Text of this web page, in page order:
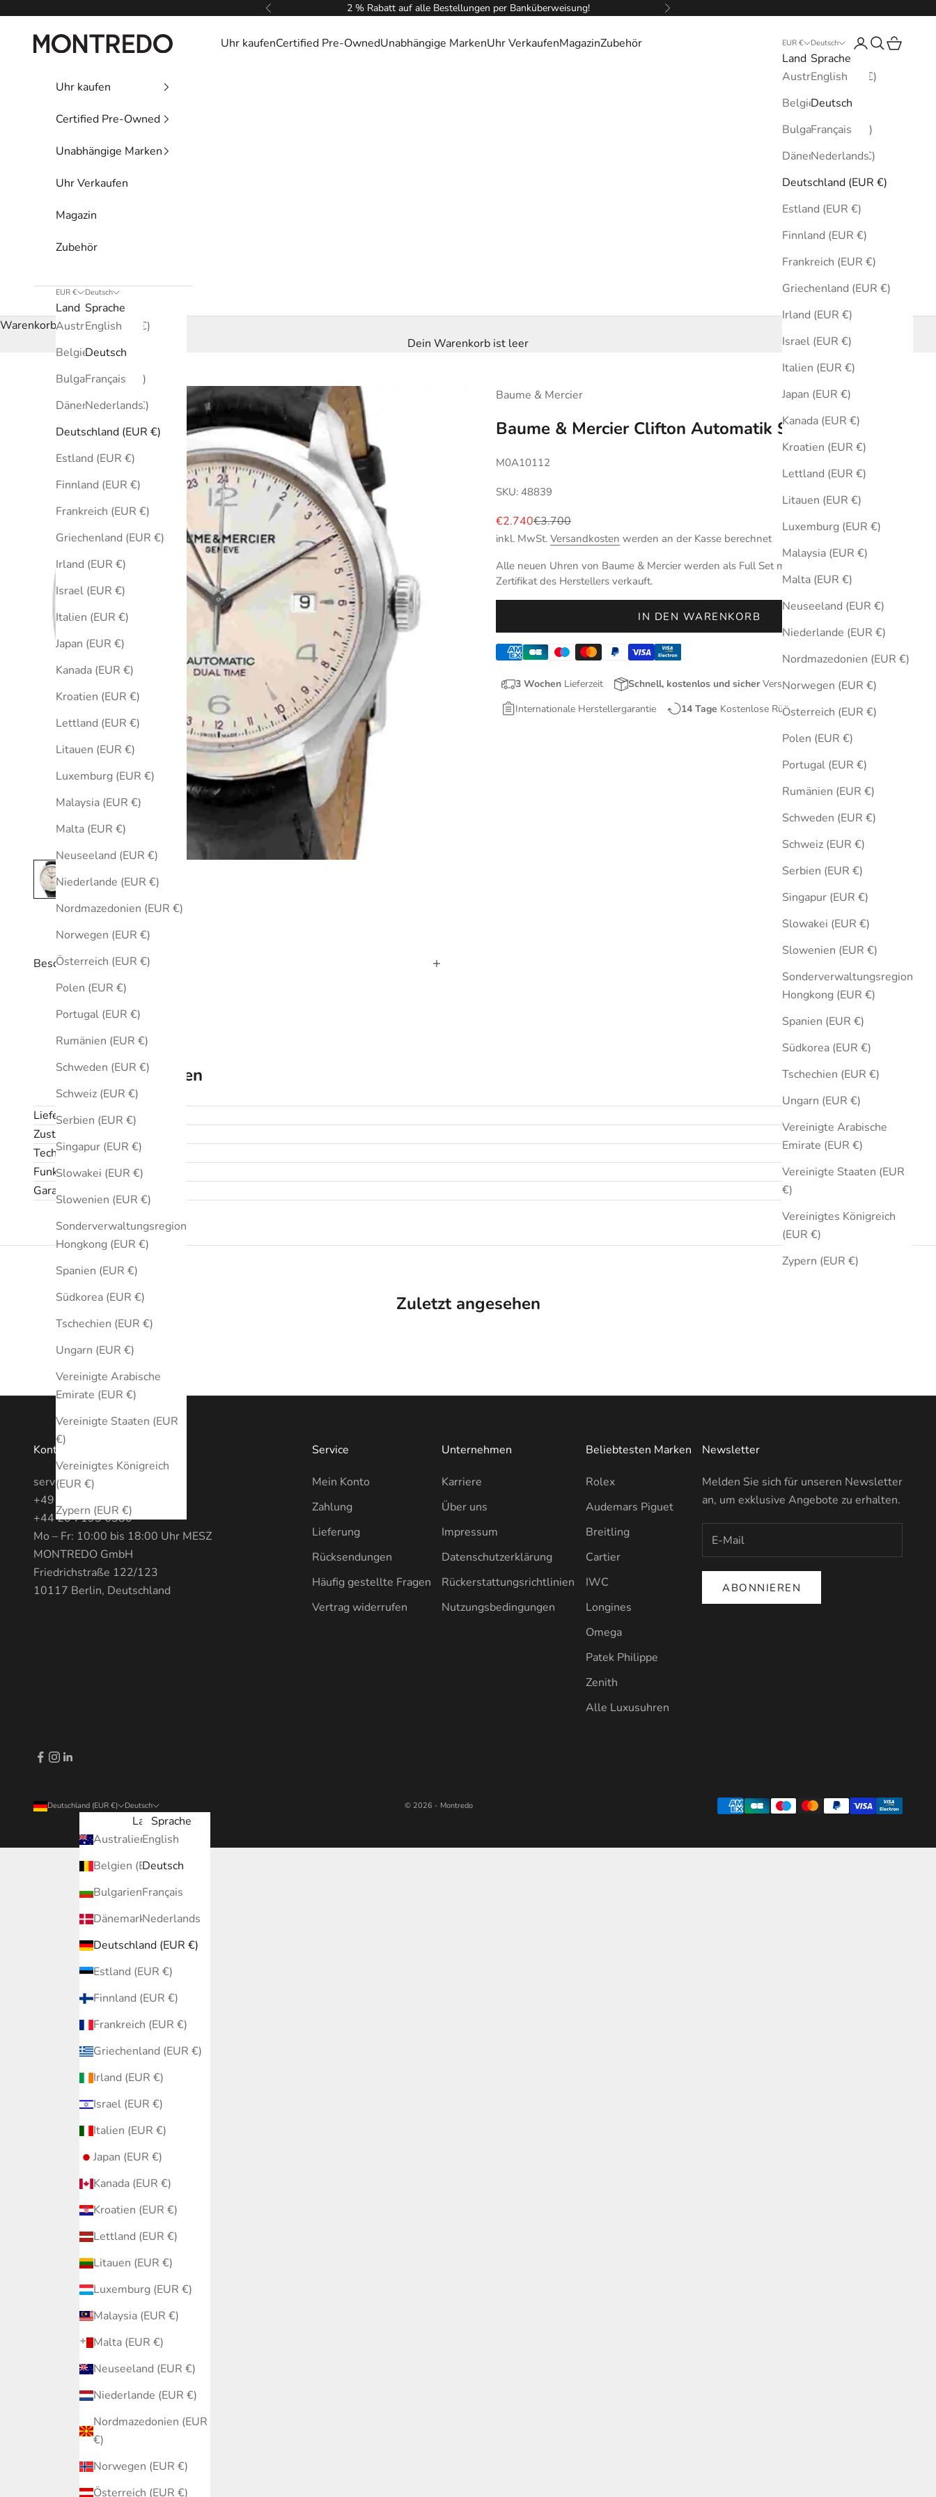
Zurück 2 % Rabatt auf alle Bestellungen per Banküberweisung! Vor
Montredo Uhr kaufenCertified Pre-OwnedUnabhängige MarkenUhr VerkaufenMagazinZubehör EUR €
Land
Australien (EUR €)
Belgien (EUR €)
Bulgarien (EUR €)
Dänemark (EUR €)
Deutschland (EUR €)
Estland (EUR €)
Finnland (EUR €)
Frankreich (EUR €)
Griechenland (EUR €)
Irland (EUR €)
Israel (EUR €)
Italien (EUR €)
Japan (EUR €)
Kanada (EUR €)
Kroatien (EUR €)
Lettland (EUR €)
Litauen (EUR €)
Luxemburg (EUR €)
Malaysia (EUR €)
Malta (EUR €)
Neuseeland (EUR €)
Niederlande (EUR €)
Nordmazedonien (EUR €)
Norwegen (EUR €)
Österreich (EUR €)
Polen (EUR €)
Portugal (EUR €)
Rumänien (EUR €)
Schweden (EUR €)
Schweiz (EUR €)
Serbien (EUR €)
Singapur (EUR €)
Slowakei (EUR €)
Slowenien (EUR €)
Sonderverwaltungsregion
Hongkong (EUR €)
Spanien (EUR €)
Südkorea (EUR €)
Tschechien (EUR €)
Ungarn (EUR €)
Vereinigte Arabische
Emirate (EUR €)
Vereinigte Staaten (EUR
€)
Vereinigtes Königreich
(EUR €)
Zypern (EUR €)
Deutsch
Sprache
English
Deutsch
Français
Nederlands
Anmelden
Suchen
Uhr kaufen
Certified Pre-Owned
Unabhängige Marken
Uhr Verkaufen
Magazin
Zubehör
EUR €
Land
Australien (EUR €)
Belgien (EUR €)
Bulgarien (EUR €)
Dänemark (EUR €)
Deutschland (EUR €)
Estland (EUR €)
Finnland (EUR €)
Frankreich (EUR €)
Griechenland (EUR €)
Irland (EUR €)
Israel (EUR €)
Italien (EUR €)
Japan (EUR €)
Kanada (EUR €)
Kroatien (EUR €)
Lettland (EUR €)
Litauen (EUR €)
Luxemburg (EUR €)
Malaysia (EUR €)
Malta (EUR €)
Neuseeland (EUR €)
Niederlande (EUR €)
Nordmazedonien (EUR €)
Norwegen (EUR €)
Österreich (EUR €)
Polen (EUR €)
Portugal (EUR €)
Rumänien (EUR €)
Schweden (EUR €)
Schweiz (EUR €)
Serbien (EUR €)
Singapur (EUR €)
Slowakei (EUR €)
Slowenien (EUR €)
Sonderverwaltungsregion
Hongkong (EUR €)
Spanien (EUR €)
Südkorea (EUR €)
Tschechien (EUR €)
Ungarn (EUR €)
Vereinigte Arabische
Emirate (EUR €)
Vereinigte Staaten (EUR
€)
Vereinigtes Königreich
(EUR €)
Zypern (EUR €)
Deutsch
Sprache
English
Deutsch
Français
Nederlands
Warenkorb
Dein Warenkorb ist leer
Baume & Mercier
Baume & Mercier Clifton Automatik Silber 43 mm
M0A10112
SKU: 48839
Angebot
€2.740Regulärer Preis
€3.700
inkl. MwSt. Versandkosten werden an der Kasse berechnet
Alle neuen Uhren von Baume & Mercier werden als Full Set mit Originalbox und
Zertifikat des Herstellers verkauft.
IN DEN WARENKORB
3 Wochen Lieferzeit Schnell, kostenlos und sicherVersand
Internationale Herstellergarantie
14 Tage Kostenlose Rücksendungen
Beschreibung
Technische Daten
Lieferumfang
Zustand
Technische Daten
Funktionen
Garantie und Rückgabe
Zuletzt angesehen
Kontakt
service@MONTREDO.com
+49 (0) 3028886470
+44 20 7193 6380
Mo – Fr: 10:00 bis 18:00 Uhr MESZ
MONTREDO GmbH
Friedrichstraße 122/123
10117 Berlin, Deutschland
Service
Mein Konto
Zahlung
Lieferung
Rücksendungen
Häufig gestellte Fragen
Vertrag widerrufen
Unternehmen
Karriere
Über uns
Impressum
Datenschutzerklärung
Rückerstattungsrichtlinien
Nutzungsbedingungen
Beliebtesten Marken
Rolex
Audemars Piguet
Breitling
Cartier
IWC
Longines
Omega
Patek Philippe
Zenith
Alle Luxusuhren
Newsletter
Melden Sie sich für unseren Newsletter
an, um exklusive Angebote zu erhalten.
ABONNIEREN
Deutschland (EUR €)
Land
Australien (EUR €)
Belgien (EUR €)
Bulgarien (EUR €)
Dänemark (EUR €)
Deutschland (EUR €)
Estland (EUR €)
Finnland (EUR €)
Frankreich (EUR €)
Griechenland (EUR €)
Irland (EUR €)
Israel (EUR €)
Italien (EUR €)
Japan (EUR €)
Kanada (EUR €)
Kroatien (EUR €)
Lettland (EUR €)
Litauen (EUR €)
Luxemburg (EUR €)
Malaysia (EUR €)
Malta (EUR €)
Neuseeland (EUR €)
Niederlande (EUR €)
Nordmazedonien (EUR
€)
Norwegen (EUR €)
Österreich (EUR €)
Deutsch
Sprache
English
Deutsch
Français
Nederlands
© 2026 - Montredo